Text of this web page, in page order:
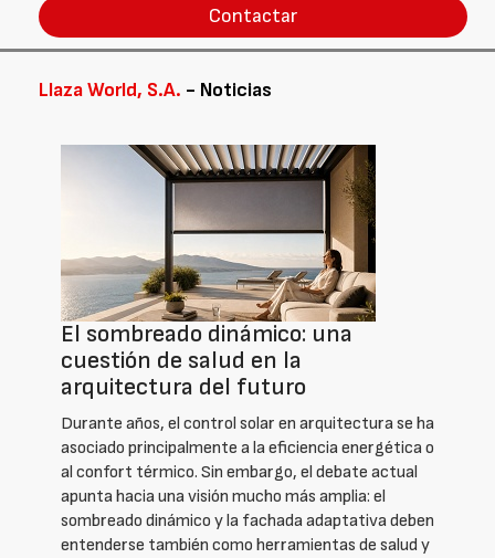
Contactar
Llaza World, S.A. - Noticias
El sombreado dinámico: una
cuestión de salud en la
arquitectura del futuro
Durante años, el control solar en arquitectura se ha
asociado principalmente a la eficiencia energética o
al confort térmico. Sin embargo, el debate actual
apunta hacia una visión mucho más amplia: el
sombreado dinámico y la fachada adaptativa deben
entenderse también como herramientas de salud y